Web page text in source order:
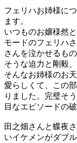
フェリハお姉様に
ます。
いつものお嬢様然
モードのフェリハ
さんを泣かせるも
そうな迫力と剛毅
そんなお姉様のお
愛らしくて、この
りました。完璧そ
目なエピソードの
田之畑さんと蝶夜
いイケメンがダブ